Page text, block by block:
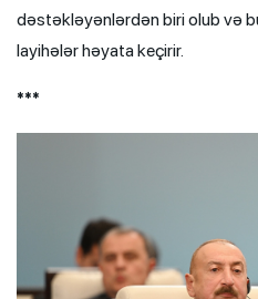
dəstəkləyənlərdən biri olub və
layihələr həyata keçirir.
***